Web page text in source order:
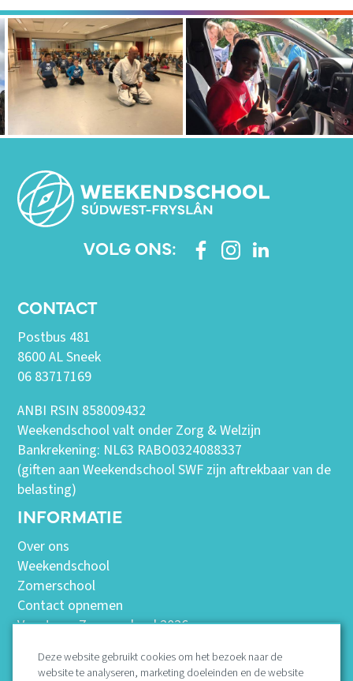
VOLG ONS:
CONTACT
Postbus 481
8600 AL Sneek
06 83717169
ANBI RSIN 858009432
Weekendschool valt onder Zorg & Welzijn
Bankrekening: NL63 RABO0324088337
(giften aan Weekendschool SWF zijn aftrekbaar van de
belasting)
INFORMATIE
Over ons
Weekendschool
Zomerschool
Contact opnemen
Vacatures Zomerschool 2026
Deze website gebruikt cookies om het bezoek naar de
website te analyseren, marketing doeleinden en de website